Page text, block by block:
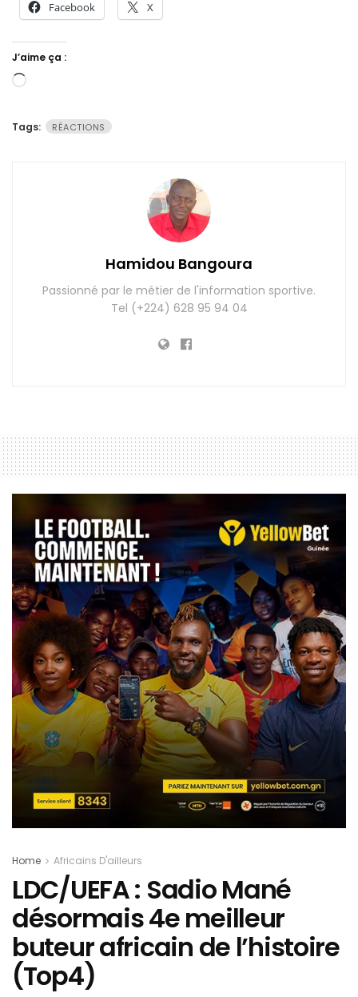
Facebook X
J’aime ça :
Chargement…
Tags: RÉACTIONS
Hamidou Bangoura
Passionné par le métier de l'information sportive.
Tel (+224) 628 95 94 04
Home Africains D'ailleurs
LDC/UEFA : Sadio Mané
désormais 4e meilleur
buteur africain de l’histoire
(Top4)